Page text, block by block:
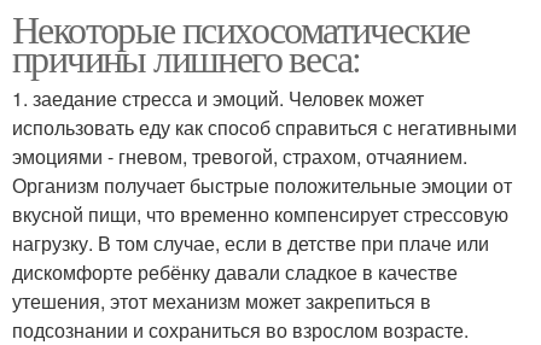
Некоторые психосоматические
причины лишнего веса:
1. заедание стресса и эмоций. Человек может
использовать еду как способ справиться с негативными
эмоциями - гневом, тревогой, страхом, отчаянием.
Организм получает быстрые положительные эмоции от
вкусной пищи, что временно компенсирует стрессовую
нагрузку. В том случае, если в детстве при плаче или
дискомфорте ребёнку давали сладкое в качестве
утешения, этот механизм может закрепиться в
подсознании и сохраниться во взрослом возрасте.